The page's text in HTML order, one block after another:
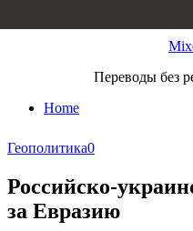
Переводы без
Home
Геополитика0
Российско-
за Евразию